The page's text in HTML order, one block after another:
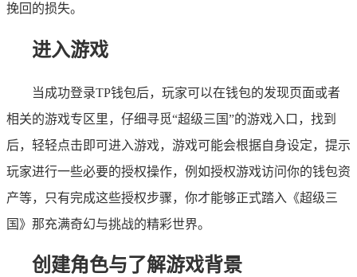
挽回的损失。
进入游戏
当成功登录TP钱包后，玩家可以在钱包的发现页面或者
相关的游戏专区里，仔细寻觅“超级三国”的游戏入口，找到
后，轻轻点击即可进入游戏，游戏可能会根据自身设定，提示
玩家进行一些必要的授权操作，例如授权游戏访问你的钱包资
产等，只有完成这些授权步骤，你才能够正式踏入《超级三
国》那充满奇幻与挑战的精彩世界。
创建角色与了解游戏背景